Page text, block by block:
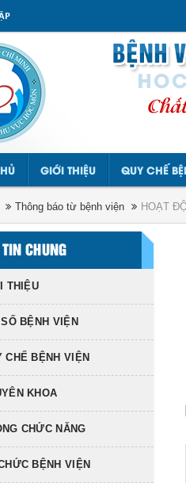
GIỚI THIỆU QUY CHẾ
Thông báo từ bệnh viện HOẠT
TIN CHUNG
THIỆU
BỆNH VIỆN
CHẾ BỆNH VIỆN
KHOA
CHỨC NĂNG
BỆNH VIỆN